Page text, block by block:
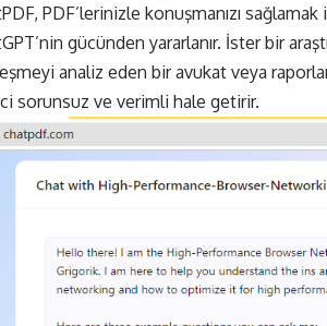
PDF’lerinizle konuşmanızı
gücünden yararlanır. İster bir
analiz eden bir avukat veya
sorunsuz ve verimli hale getirir.